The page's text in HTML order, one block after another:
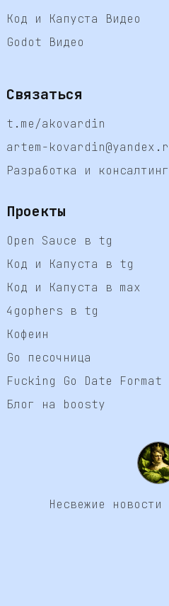
Код и Капуста Видео
Godot Видео
Связаться
t.me/akovardin
artem-
Разработка и консалтинг
Проекты
Open Sauce в tg
Код и Капуста в tg
Код и Капуста в max
4gophers в tg
Кофеин
Go песочница
Fucking Go Date Format
Блог на boosty
Несвежие